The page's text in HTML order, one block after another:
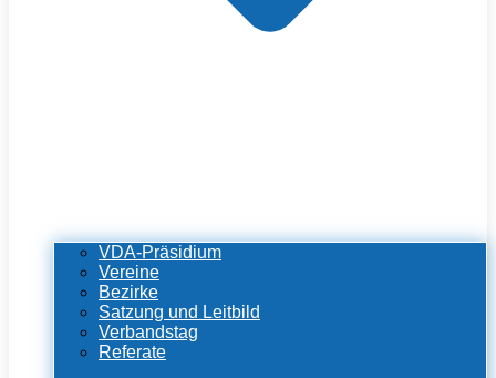
VDA-Präsidium
Vereine
Bezirke
Satzung und Leitbild
Verbandstag
Referate